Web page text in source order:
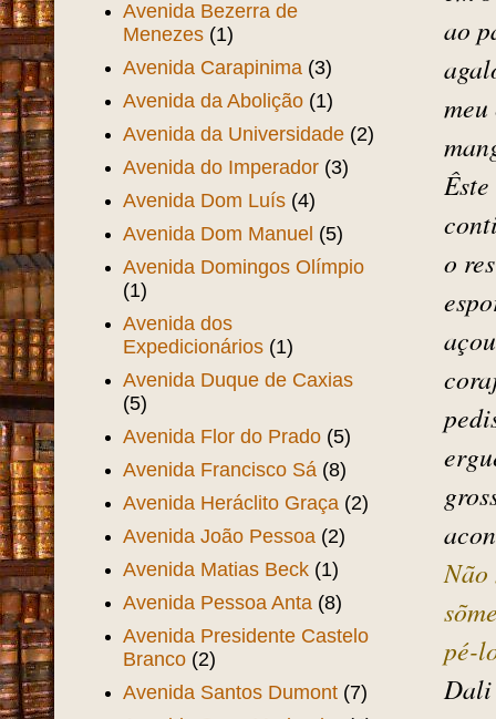
em
ao
o
Av. João Pessoa (3)
Av. Leste-Oeste (8)
Av. Monsenhor Tabosa
Avenida Alberto
Nepomuceno (7)
Avenida Bezerra de
Menezes (1)
Avenida Carapinima (3)
Avenida da Abolição (1)
Avenida da Universidade
Avenida do Imperador
Avenida Dom Luís
Avenida Dom Manuel
Avenida Domingos Olímpio
Avenida dos
Expedicionários (1)
Avenida Duque de Caxias
(5)
Avenida Flor do Prado (5)
Avenida Francisco Sá (8)
Avenida Heráclito Graça
Avenida João Pessoa (2)